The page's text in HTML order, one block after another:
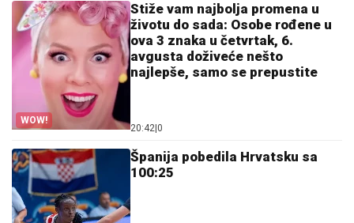
WOW!
Stiže vam najbolja promena u
životu do sada: Osobe rođene u
ova 3 znaka u četvrtak, 6.
avgusta doživeće nešto
najlepše, samo se prepustite
20:42 0
Španija pobedila Hrvatsku sa
100:25